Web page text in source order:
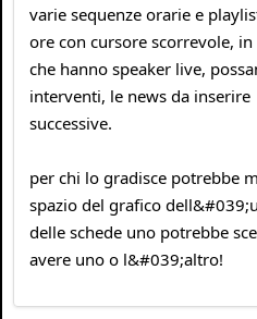
varie sequenze orarie e
ore con cursore scorrevole,
che hanno speaker live,
interventi, le news da
successive.
per chi lo gradisce potrebbe
spazio del grafico
delle schede uno potrebbe
avere uno o l&#039;altro!